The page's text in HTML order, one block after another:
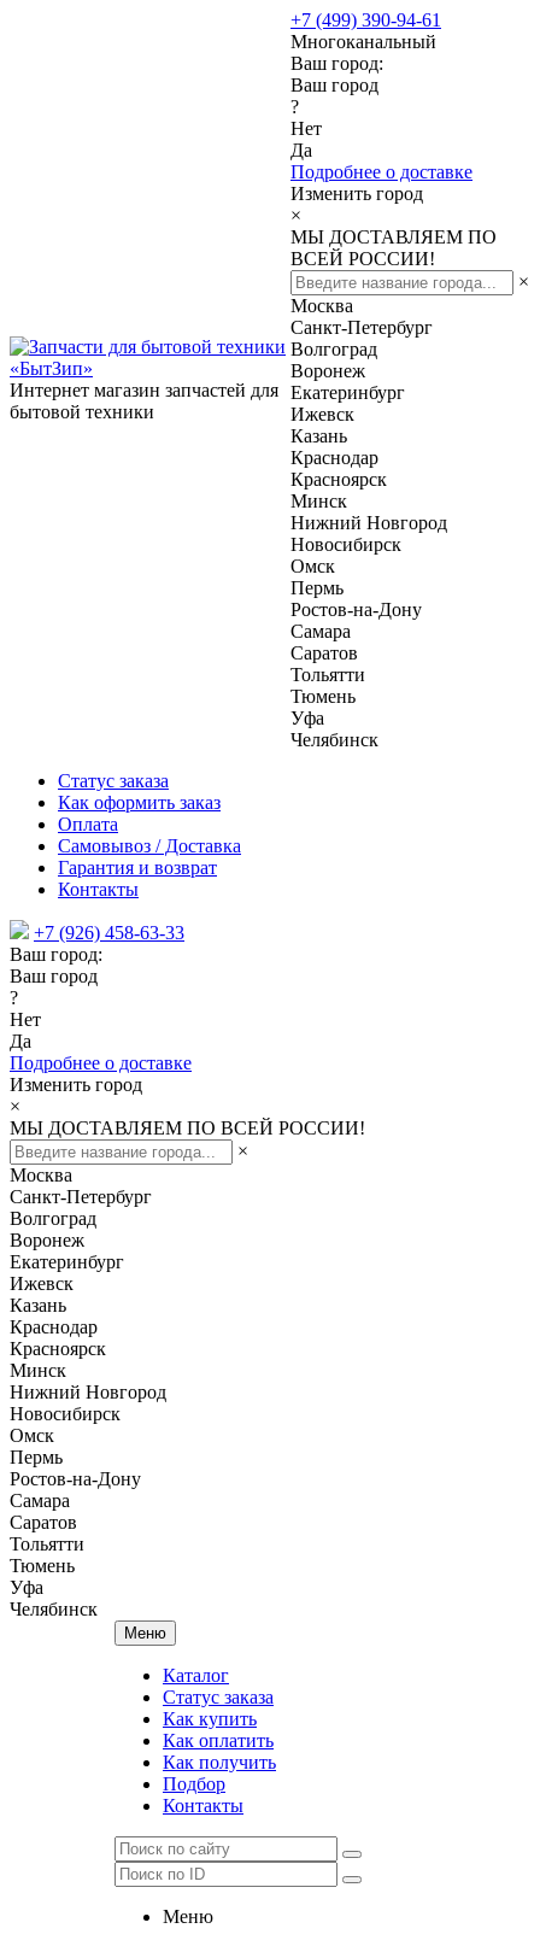
Интернет магазин запчастей для
бытовой техники
+7 (499) 390-94-61
Многоканальный
Ваш город:
Ваш город
?
Нет
Да
Подробнее о доставке
Изменить город
×
МЫ ДОСТАВЛЯЕМ ПО
ВСЕЙ РОССИИ!
×
Москва
Санкт-Петербург
Волгоград
Воронеж
Екатеринбург
Ижевск
Казань
Краснодар
Красноярск
Минск
Нижний Новгород
Новосибирск
Омск
Пермь
Ростов-на-Дону
Самара
Саратов
Тольятти
Тюмень
Уфа
Челябинск
Статус заказа
Как оформить заказ
Оплата
Самовывоз / Доставка
Гарантия и возврат
Контакты
+7 (926) 458-63-33
Ваш город:
Ваш город
?
Нет
Да
Подробнее о доставке
Изменить город
×
МЫ ДОСТАВЛЯЕМ ПО ВСЕЙ РОССИИ!
×
Москва
Санкт-Петербург
Волгоград
Воронеж
Екатеринбург
Ижевск
Казань
Краснодар
Красноярск
Минск
Нижний Новгород
Новосибирск
Омск
Пермь
Ростов-на-Дону
Самара
Саратов
Тольятти
Тюмень
Уфа
Челябинск
Меню
Каталог
Статус заказа
Как купить
Как оплатить
Как получить
Подбор
Контакты
Меню